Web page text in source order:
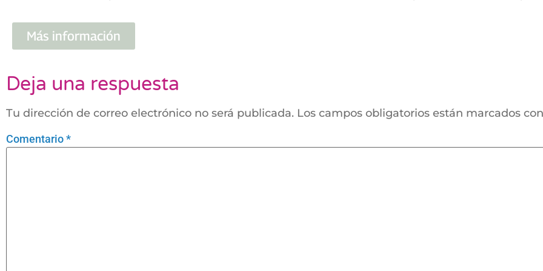
Más información
Deja una respuesta
Tu dirección de correo electrónico no será publicada. Los campos obligatorios están marcados
Comentario*